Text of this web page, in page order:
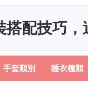
搭配技巧，
手套類別 睡衣種類